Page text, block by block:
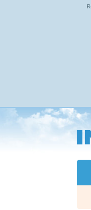
Přejít
na
hlavní
obsah